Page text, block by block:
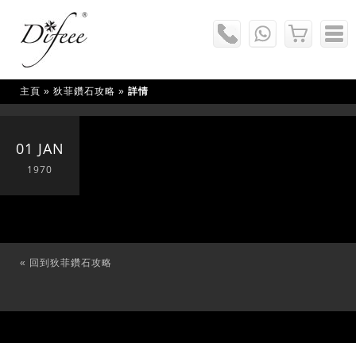
主頁 » 狄菲鑽石攻略 » 詳情
01 JAN
1970
« 回到狄菲鑽石攻略